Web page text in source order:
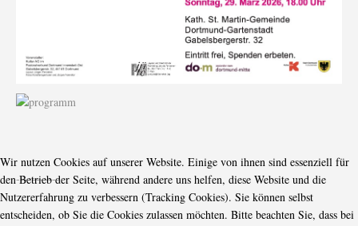
-----------
Wir nutzen Cookies auf unserer Website. Einige von ihnen sind essenziell für
den Betrieb der Seite, während andere uns helfen, diese Website und die
Nutzererfahrung zu verbessern (Tracking Cookies). Sie können selbst
entscheiden, ob Sie die Cookies zulassen möchten. Bitte beachten Sie, dass bei